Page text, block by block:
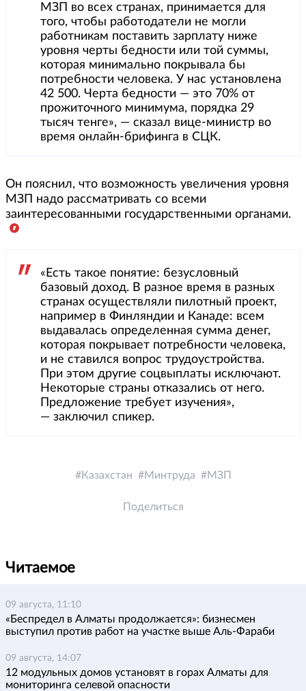
МЗП во всех странах, принимается для
того, чтобы работодатели не могли
работникам поставить зарплату ниже
уровня черты бедности или той суммы,
которая минимально покрывала бы
потребности человека. У нас установлена
42 500. Черта бедности — это 70% от
прожиточного минимума, порядка 29
тысяч тенге», — сказал вице-министр во
время онлайн-брифинга в СЦК.
Он пояснил, что возможность увеличения уровня
МЗП надо рассматривать со всеми
заинтересованными государственными органами.
«Есть такое понятие: безусловный
базовый доход. В разное время в разных
странах осуществляли пилотный проект,
например в Финляндии и Канаде: всем
выдавалась определенная сумма денег,
которая покрывает потребности человека,
и не ставился вопрос трудоустройства.
При этом другие соцвыплаты исключают.
Некоторые страны отказались от него.
Предложение требует изучения»,
— заключил спикер.
Казахстан Минтруда МЗП
Поделиться
Читаемое
09 августа, 11:10
«Беспредел в Алматы продолжается»: бизнесмен
выступил против работ на участке выше Аль-Фараби
09 августа, 14:07
12 модульных домов установят в горах Алматы для
мониторинга селевой опасности